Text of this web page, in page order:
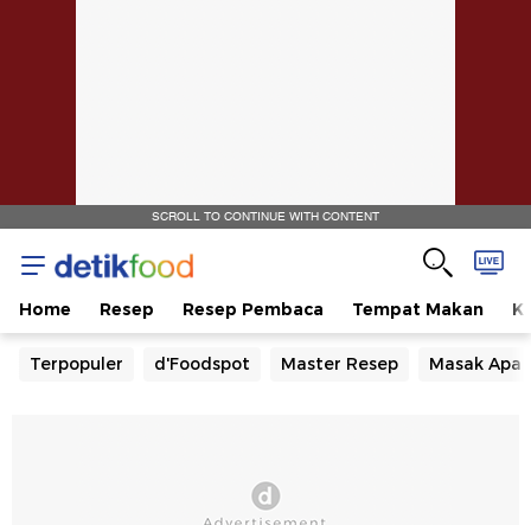
SCROLL TO CONTINUE WITH CONTENT
Home Resep Resep Pembaca Tempat Makan
Terpopuler d'Foodspot Master Resep Masak Apa